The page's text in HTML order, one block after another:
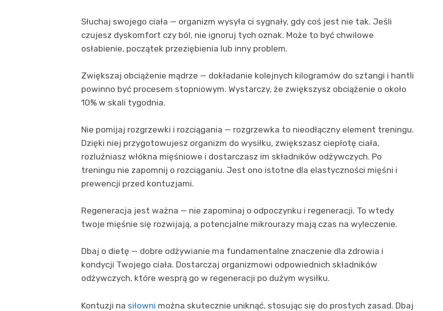
Słuchaj swojego ciała — organizm wysyła ci sygnały, gdy coś jest nie tak. Jeśli
czujesz dyskomfort czy ból, nie ignoruj tych oznak. Może to być chwilowe
osłabienie, początek przeziębienia lub inny problem.
Zwiększaj obciążenie mądrze — dokładanie kolejnych kilogramów do sztangi i hantli
powinno być procesem stopniowym. Wystarczy, że zwiększysz obciążenie o około
10% w skali tygodnia.
Nie pomijaj rozgrzewki i rozciągania — rozgrzewka to nieodłączny element treningu.
Dzięki niej przygotowujesz organizm do wysiłku, zwiększasz ciepłotę ciała,
rozluźniasz włókna mięśniowe i dostarczasz im składników odżywczych. Po
treningu nie zapomnij o rozciąganiu. Jest ono istotne dla elastyczności mięśni i
prewencji przed kontuzjami.
Regeneracja jest ważna — nie zapominaj o odpoczynku i regeneracji. To wtedy
twoje mięśnie się rozwijają, a potencjalne mikrourazy mają czas na wyleczenie.
Dbaj o dietę — dobre odżywianie ma fundamentalne znaczenie dla zdrowia i
kondycji Twojego ciała. Dostarczaj organizmowi odpowiednich składników
odżywczych, które wesprą go w regeneracji po dużym wysiłku.
Kontuzji na siłowni można skutecznie uniknąć, stosując się do prostych zasad. Dbaj